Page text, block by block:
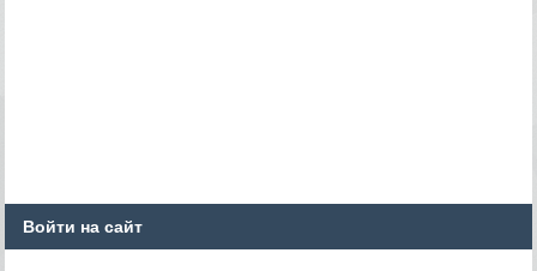
Войти на сайт